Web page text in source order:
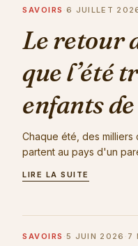
SAVOIRS ·6 JUILLET
Le retour
que l’été
enfants
Chaque été, des
partent au pays d'un
LIRE LA SUITE
SAVOIRS ·5 JUIN 2026 · 7